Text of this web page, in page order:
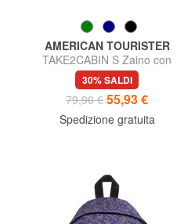
AMERICAN TOURISTER
TAKE2CABIN S Zaino con
ruote underseater
30% SALDI
79,90 € 55,93 €
Spedizione gratuita